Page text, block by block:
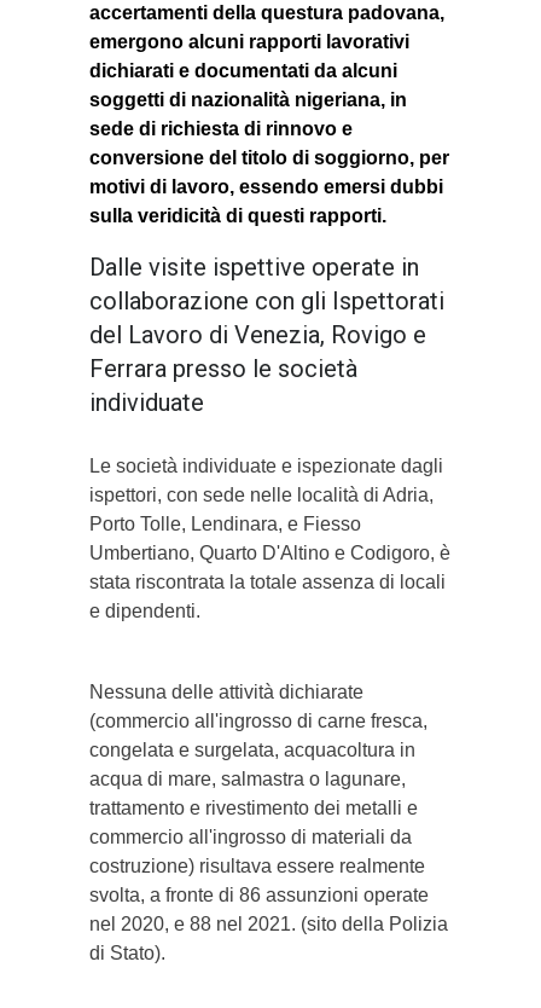
accertamenti della questura padovana,
emergono alcuni rapporti lavorativi
dichiarati e documentati da alcuni
soggetti di nazionalità nigeriana, in
sede di richiesta di rinnovo e
conversione del titolo di soggiorno, per
motivi di lavoro, essendo emersi dubbi
sulla veridicità di questi rapporti.
Dalle visite ispettive operate in
collaborazione con gli Ispettorati
del Lavoro di Venezia, Rovigo e
Ferrara presso le società
individuate
Le società individuate e ispezionate dagli
ispettori, con sede nelle località di Adria,
Porto Tolle, Lendinara, e Fiesso
Umbertiano, Quarto D'Altino e Codigoro, è
stata riscontrata la totale assenza di locali
e dipendenti.
Nessuna delle attività dichiarate
(commercio all'ingrosso di carne fresca,
congelata e surgelata, acquacoltura in
acqua di mare, salmastra o lagunare,
trattamento e rivestimento dei metalli e
commercio all'ingrosso di materiali da
costruzione) risultava essere realmente
svolta, a fronte di 86 assunzioni operate
nel 2020, e 88 nel 2021. (sito della Polizia
di Stato).